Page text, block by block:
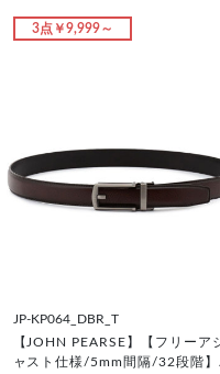
3点￥9,999～
JP-KP064_DBR_T
【JOHN PEARSE】【フリーア
ャスト仕様/5mm間隔/32段階